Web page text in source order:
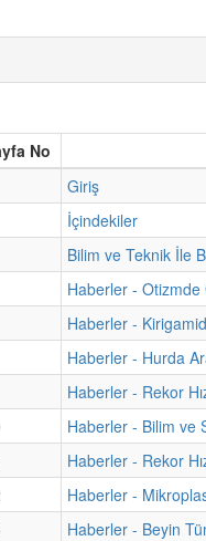
No
Giriş
İçindekiler
Bilim ve Teknik İle
Haberler -
Haberler -
Haberler - Hurda
Haberler - Rekor
Haberler - Bilim ve
Haberler - Rekor
Haberler -
Haberler - Beyin